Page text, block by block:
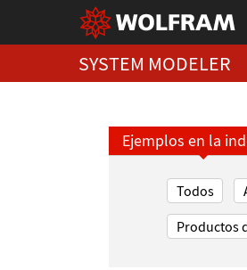
SYSTEM MODELER
Ejemplos en la
Todos
Productos